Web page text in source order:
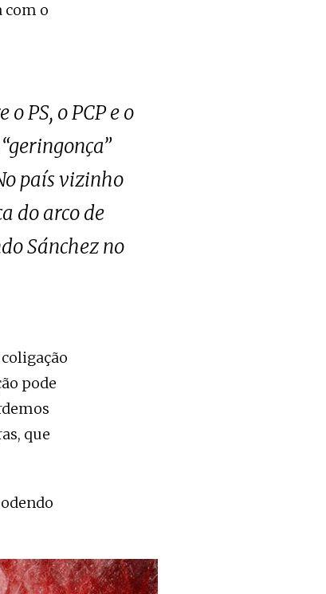
com o
PS, o PCP e o
país vizinho
do arco de
Sánchez no
pode
que